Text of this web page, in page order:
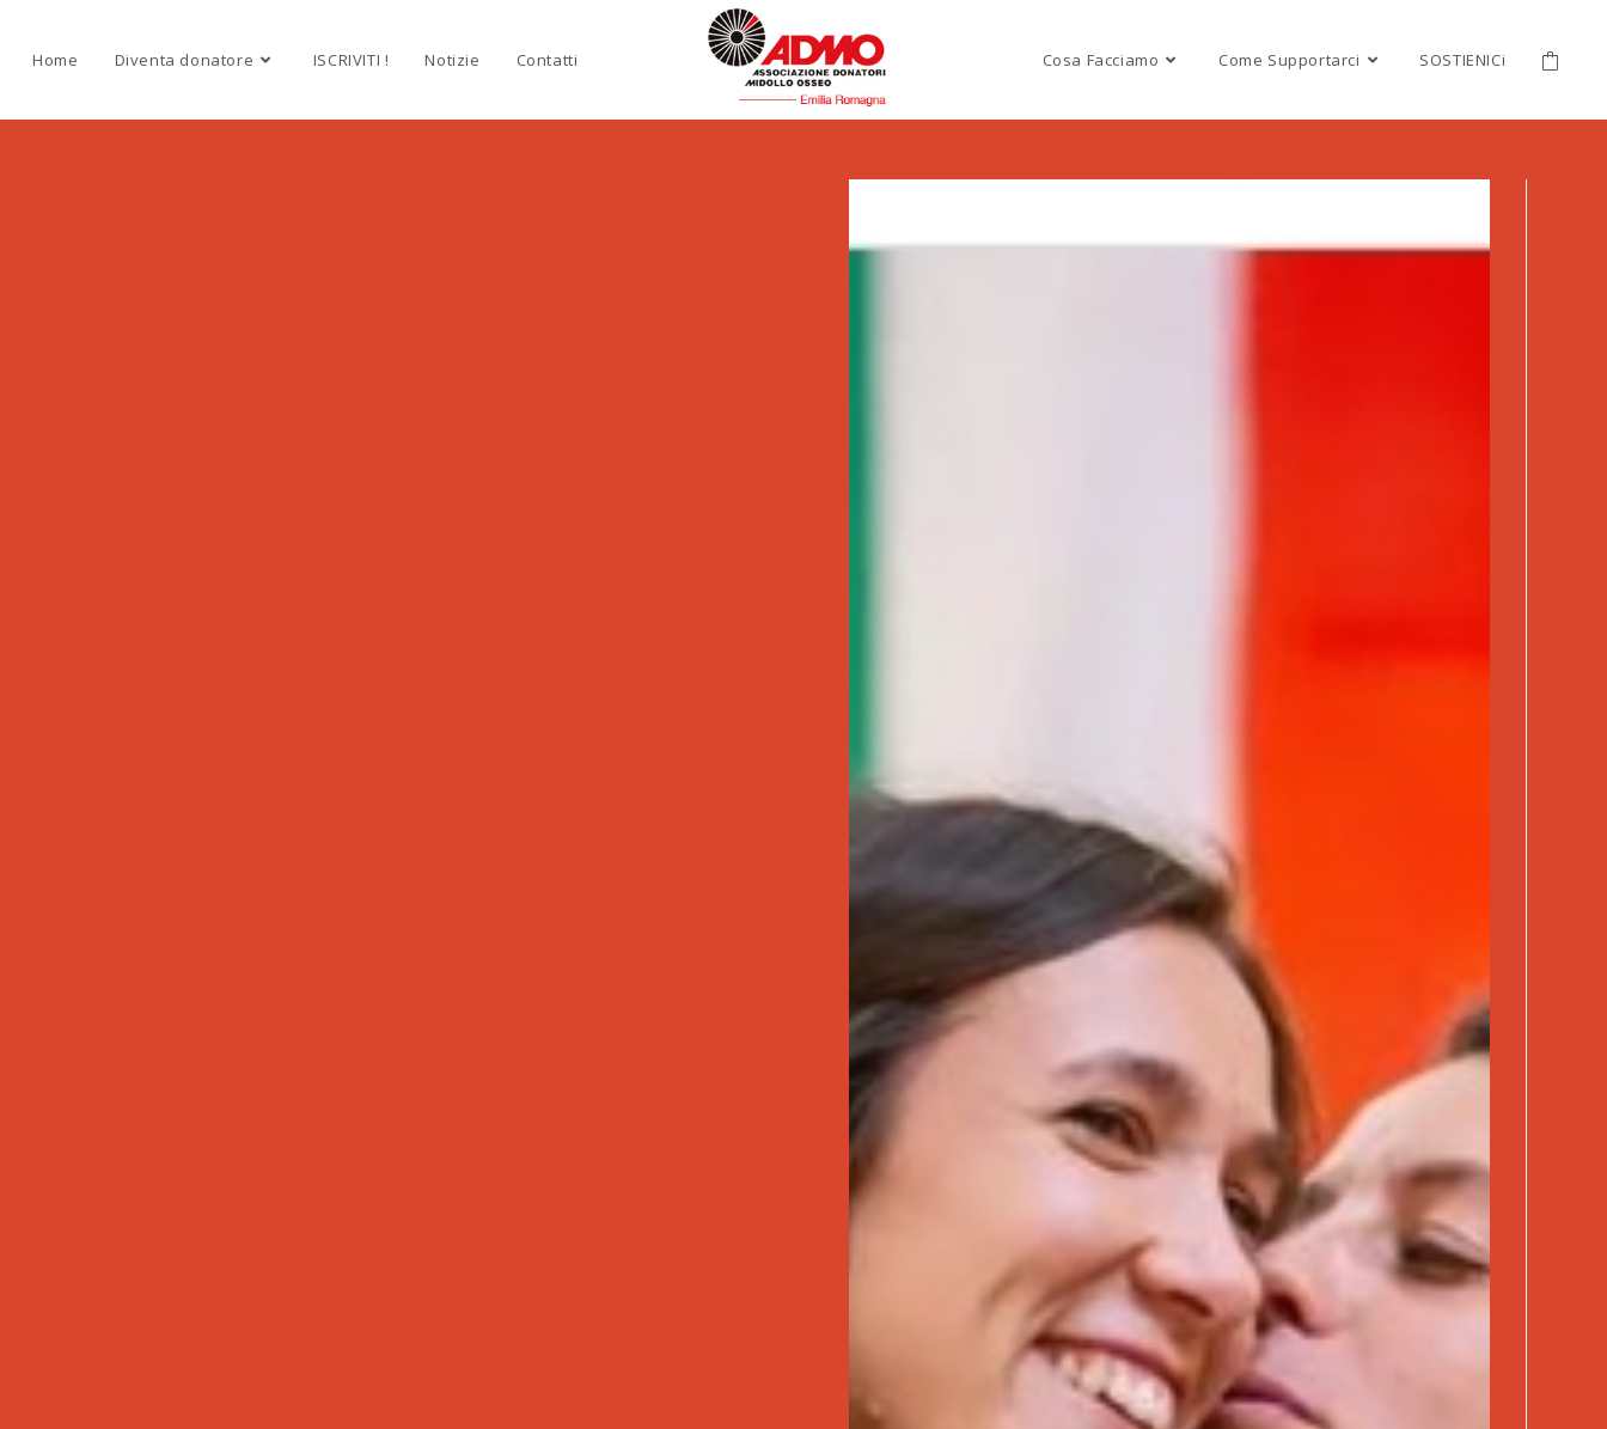
Home Diventa donatore ISCRIVITI ! Notizie Contatti Cosa Facciamo Come Supportarci SOSTIENICi